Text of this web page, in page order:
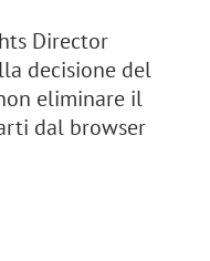
Director
decisione del
eliminare il
dal browser